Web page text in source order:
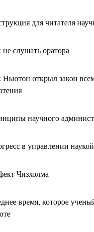
для читателя
слушать оратора
Ньютон открыл закон
научного
в управлении наукой
Чизхолма
время, которое